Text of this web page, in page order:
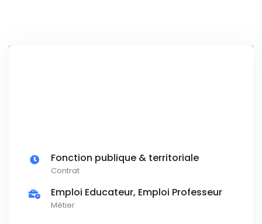
Fonction publique & territoriale
Contrat
Emploi Educateur, Emploi Professeur
Métier